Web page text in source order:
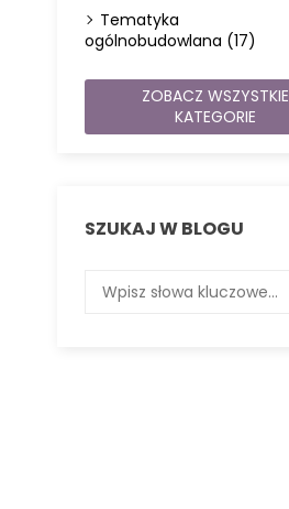
Tematyka
ogólnobudowlana (17)
ZOBACZ WSZYSTKIE
KATEGORIE
SZUKAJ W BLOGU